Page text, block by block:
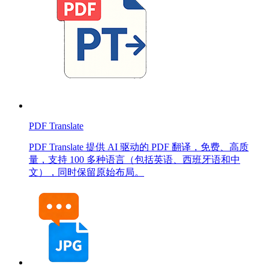
PDF Translate
PDF Translate 提供 AI 驱动的 PDF 翻译，免费、高质
量，支持 100 多种语言（包括英语、西班牙语和中
文），同时保留原始布局。